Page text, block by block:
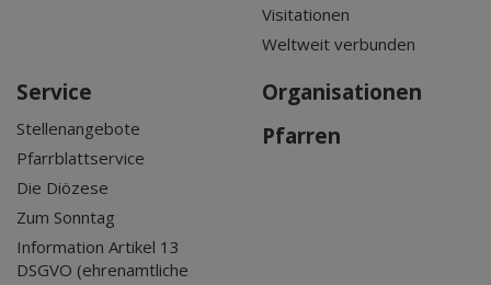
Visitationen
Weltweit verbunden
Service
Stellenangebote
Pfarrblattservice
Die Diözese
Zum Sonntag
Information Artikel 13
DSGVO (ehrenamtliche
Organisationen
Pfarren